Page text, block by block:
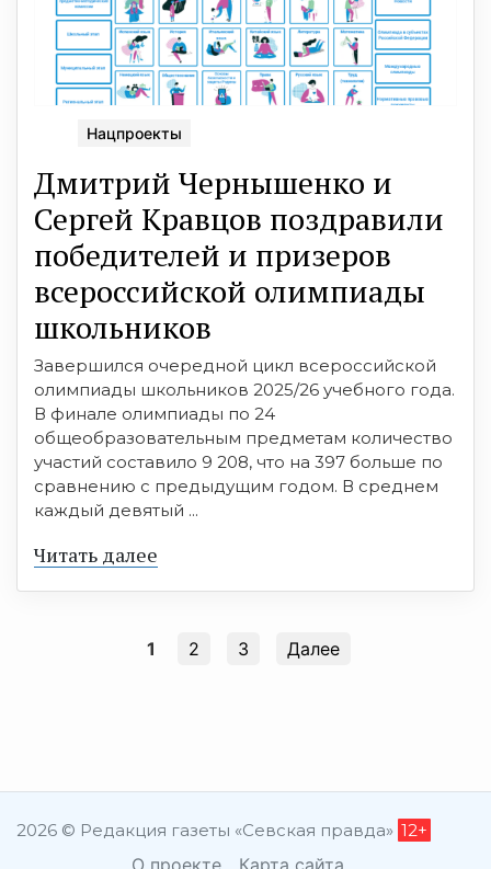
Нацпроекты
Дмитрий Чернышенко и
Сергей Кравцов поздравили
победителей и призеров
всероссийской олимпиады
школьников
Завершился очередной цикл всероссийской
олимпиады школьников 2025/26 учебного года.
В финале олимпиады по 24
общеобразовательным предметам количество
участий составило 9 208, что на 397 больше по
сравнению с предыдущим годом. В среднем
каждый девятый ...
Читать далее
1 2 3 Далее
2026 © Редакция газеты «Севская правда» 12+
О проекте Карта сайта